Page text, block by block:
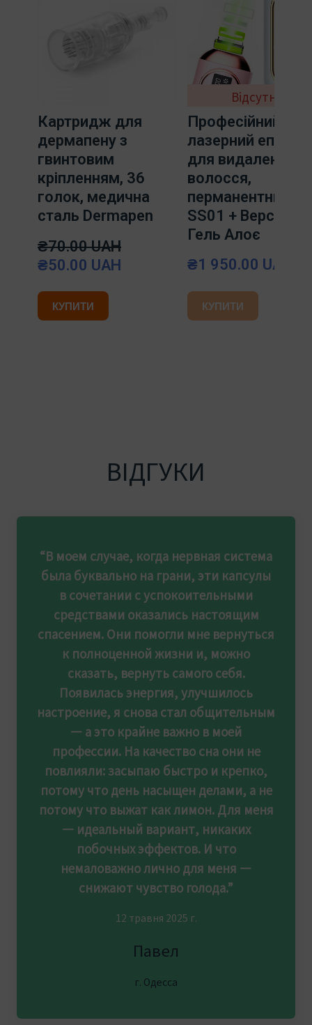
Картридж для
дермапену з
гвинтовим
кріпленням, 36
голок, медична
сталь Dermapen
₴70.00 UAH
₴50.00 UAH
КУПИТИ
Відсутня
Професійний
лазерний
для видалення
волосся,
перманентний
SS01 + Верстат +
Гель Алоє
₴1 950.00 UAH
КУПИТИ
ВІДГУКИ
“В моем случае, когда нервная система
была буквально на грани, эти капсулы
в сочетании с успокоительными
средствами оказались настоящим
спасением. Они помогли мне вернуться
к полноценной жизни и, можно
сказать, вернуть самого себя.
Появилась энергия, улучшилось
настроение, я снова стал общительным
— а это крайне важно в моей
профессии. На качество сна они не
повлияли: засыпаю быстро и крепко,
потому что день насыщен делами, а не
потому что выжат как лимон. Для меня
— идеальный вариант, никаких
побочных эффектов. И что
немаловажно лично для меня —
снижают чувство голода.”
12 травня 2025 г.
Павел
г. Одесса